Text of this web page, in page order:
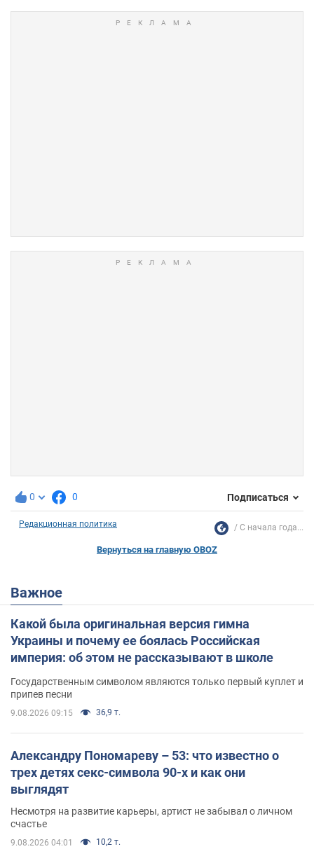
0 0 Подписаться
Редакционная политика С начала года...
Вернуться на главную OBOZ
Важное
Какой была оригинальная версия гимна
Украины и почему ее боялась Российская
империя: об этом не рассказывают в школе
Государственным символом являются только первый куплет и
припев песни
9.08.2026 09:15 36,9 т.
Александру Пономареву – 53: что известно о
трех детях секс-символа 90-х и как они
выглядят
Несмотря на развитие карьеры, артист не забывал о личном
счастье
9.08.2026 04:01 10,2 т.